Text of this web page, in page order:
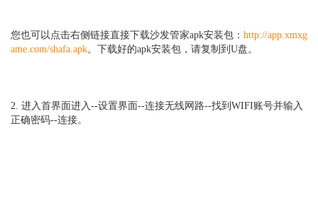
您也可以点击右侧链接直接下载沙发管家apk安装包： http://app.xmxg
ame.com/shafa.apk。 下载好的apk安装包，请复制到U盘。
2. 进入首界面进入--设置界面--连接无线网路--找到WIFI账号并输入
正确密码--连接。